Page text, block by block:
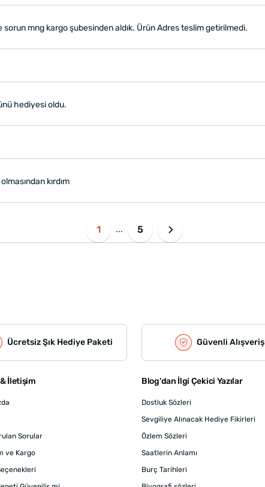
mng kargo şubesinden aldık. Ürün Adres teslim getirilmedi.
hediyesi oldu.
kırdım
1 ... 5
Ücretsiz Şık Hediye Paketi Güvenli Alışveriş
İletişim
Sorular
ve Kargo
Blog'dan İlgi Çekici Yazılar
Dostluk Sözleri
Sevgiliye Alınacak Hediye Fikirleri
Özlem Sözleri
Saatlerin Anlamı
Burç Tarihleri